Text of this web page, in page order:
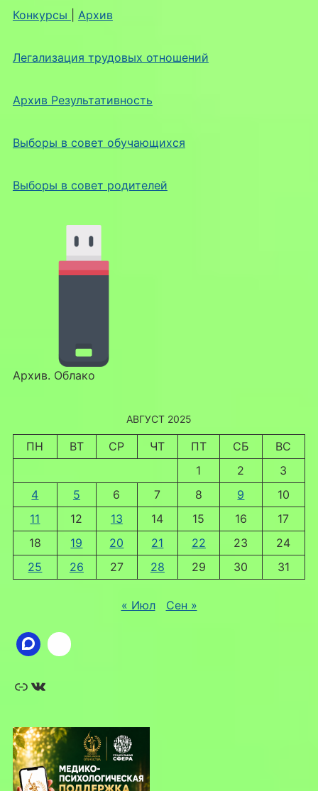
Конкурсы Архив
Легализация трудовых отношений
Архив Результативность
Выборы в совет обучающихся
Выборы в совет родителей
Архив. Облако
АВГУСТ 2025
ПН ВТ СР ЧТ ПТ СБ
ВС
1
2
3
4
5 6 7 8 9
10
11
12 13 14 15 16
17
18
19 20 21 22 23
24
25
26 27 28 29 30 31
« Июл Сен »
Ссылка